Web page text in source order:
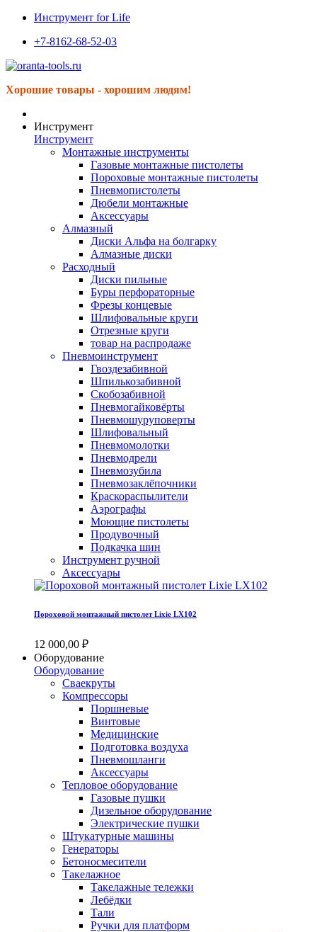
Инструмент for Life
+7-8162-68-52-03
Хорошие товары - хорошим людям!
Инструмент
Инструмент
Монтажные инструменты
Газовые монтажные пистолеты
Пороховые монтажные пистолеты
Пневмопистолеты
Дюбели монтажные
Аксессуары
Алмазный
Диски Альфа на болгарку
Алмазные диски
Расходный
Диски пильные
Буры перфораторные
Фрезы концевые
Шлифовальные круги
Отрезные круги
товар на распродаже
Пневмоинструмент
Гвоздезабивной
Шпилькозабивной
Скобозабивной
Пневмогайковёрты
Пневмошуруповерты
Шлифовальный
Пневмомолотки
Пневмодрели
Пневмозубила
Пневмозаклёпочники
Краскораспылители
Аэрографы
Моющие пистолеты
Продувочный
Подкачка шин
Инструмент ручной
Аксессуары
Пороховой монтажный пистолет Lixie LX102
12 000,00 ₽
Оборудование
Оборудование
Сваекруты
Компрессоры
Поршневые
Винтовые
Медицинские
Подготовка воздуха
Пневмошланги
Аксессуары
Тепловое оборудование
Газовые пушки
Дизельное оборудование
Электрические пушки
Штукатурные машины
Генераторы
Бетоносмесители
Такелажное
Такелажные тележки
Лебёдки
Тали
Ручки для платформ